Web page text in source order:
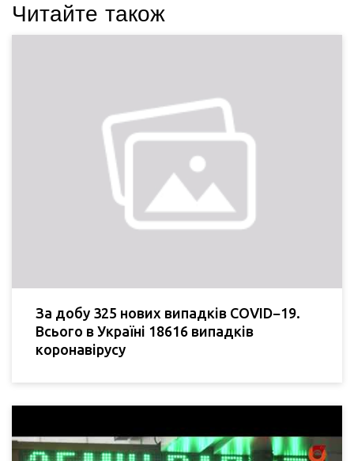
Читайте також
За добу 325 нових випадків COVID−19.
Всього в Україні 18616 випадків
коронавірусу